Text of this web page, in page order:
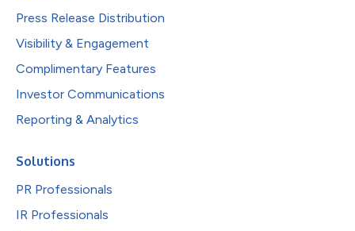
Press Release Distribution
Visibility & Engagement
Complimentary Features
Investor Communications
Reporting & Analytics
Solutions
PR Professionals
IR Professionals